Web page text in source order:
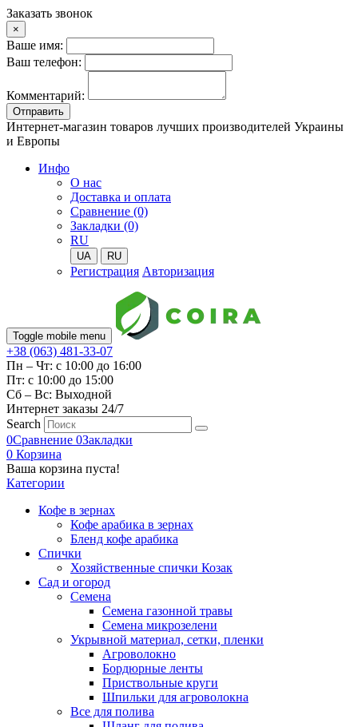
Заказать звонок
×
Ваше имя:
Ваш телефон:
Комментарий:
Отправить
Интернет-магазин товаров лучших производителей Украины
и Европы
Инфо
О нас
Доставка и оплата
Сравнение (0)
Закладки (0)
RU
UA RU
Регистрация Авторизация
Toggle mobile menu
+38 (063) 481-33-07
Пн – Чт: с 10:00 до 16:00
Пт: с 10:00 до 15:00
Сб – Вс: Выходной
Интернет заказы 24/7
Search
0Сравнение 0Закладки
0 Корзина
Ваша корзина пуста!
Категории
Кофе в зернах
Кофе арабика в зернах
Бленд кофе арабика
Спички
Хозяйственные спички Козак
Сад и огород
Семена
Семена газонной травы
Семена микрозелени
Укрывной материал, сетки, пленки
Агроволокно
Бордюрные ленты
Приствольные круги
Шпильки для агроволокна
Все для полива